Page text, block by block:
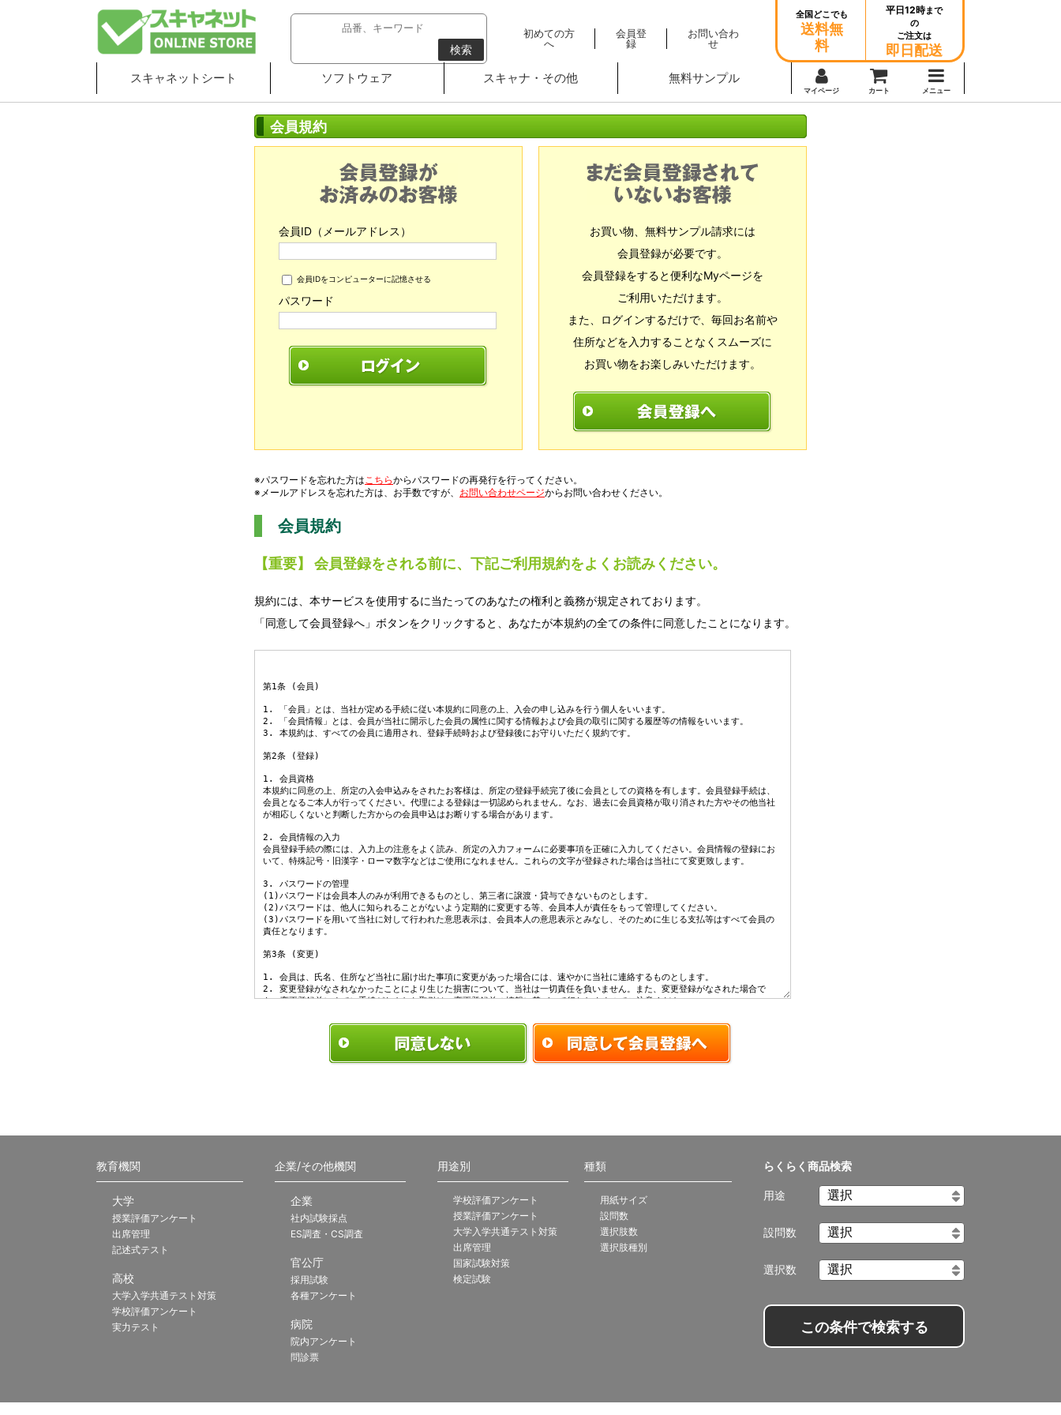
検索
初めての方
へ
会員登
録
お問い合わ
せ
全国どこでも
送料無
料
平日12時まで
の
ご注文は
即日配送
スキャネットシート ソフトウェア スキャナ・その他 無料サンプル
マイページ カート メニュー
会員規約
会員ID（メールアドレス）
会員IDをコンピューターに記憶させる
パスワード
お買い物、無料サンプル請求には
会員登録が必要です。
会員登録をすると便利なMyページを
ご利用いただけます。
また、ログインするだけで、毎回お名前や
住所などを入力することなくスムーズに
お買い物をお楽しみいただけます。
※パスワードを忘れた方はこちらからパスワードの再発行を行ってください。
※メールアドレスを忘れた方は、お手数ですが、 お問い合わせページからお問い合わせください。
会員規約
【重要】 会員登録をされる前に、下記ご利用規約をよくお読みください。
規約には、本サービスを使用するに当たってのあなたの権利と義務が規定されております。
「同意して会員登録へ」ボタンをクリックすると、あなたが本規約の全ての条件に同意したことになります。
らくらく商品検索
用途
設問数
選択数
この条件で検索する
教育機関
大学
授業評価アンケート
出席管理
記述式テスト
高校
大学入学共通テスト対策
学校評価アンケート
実力テスト
企業/その他機関
企業
社内試験採点
ES調査・CS調査
官公庁
採用試験
各種アンケート
病院
院内アンケート
問診票
用途別
学校評価アンケート
授業評価アンケート
大学入学共通テスト対策
出席管理
国家試験対策
検定試験
種類
用紙サイズ
設問数
選択肢数
選択肢種別